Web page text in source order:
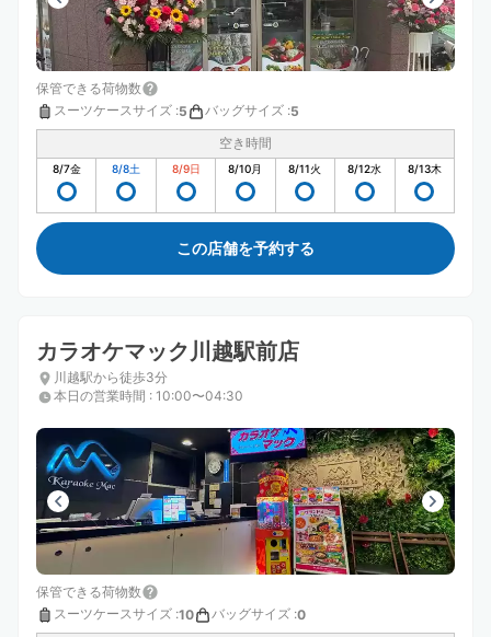
保管できる荷物数
スーツケースサイズ :5 バッグサイズ :5
空き時間
8/7金 8/8土 8/9日 8/10月 8/11火 8/12水 8/13木
この店舗を予約する
カラオケマック川越駅前店
川越駅から徒歩3分
本日の営業時間 : 10:00〜04:30
保管できる荷物数
スーツケースサイズ :10 バッグサイズ :0